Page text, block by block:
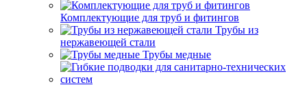
Комплектующие для труб и фитингов
Трубы из
нержавеющей стали
Трубы медные